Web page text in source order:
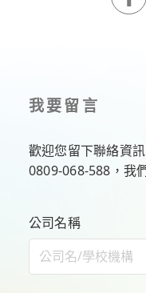
我要留言
歡迎您留下聯絡資
0809-068-588 ，我
公司名稱